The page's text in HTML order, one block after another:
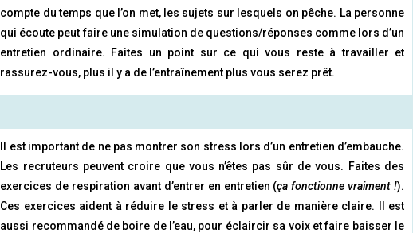
compte du temps que l’on met, les sujets sur lesquels on pêche. La personne
qui écoute peut faire une simulation de questions/réponses comme lors d’un
entretien ordinaire. Faites un point sur ce qui vous reste à travailler et
rassurez-vous, plus il y a de l’entraînement plus vous serez prêt.
Il est important de ne pas montrer son stress lors d’un entretien d’embauche.
Les recruteurs peuvent croire que vous n’êtes pas sûr de vous. Faites des
exercices de respiration avant d’entrer en entretien (ça fonctionne vraiment !).
Ces exercices aident à réduire le stress et à parler de manière claire. Il est
aussi recommandé de boire de l’eau, pour éclaircir sa voix et faire baisser le